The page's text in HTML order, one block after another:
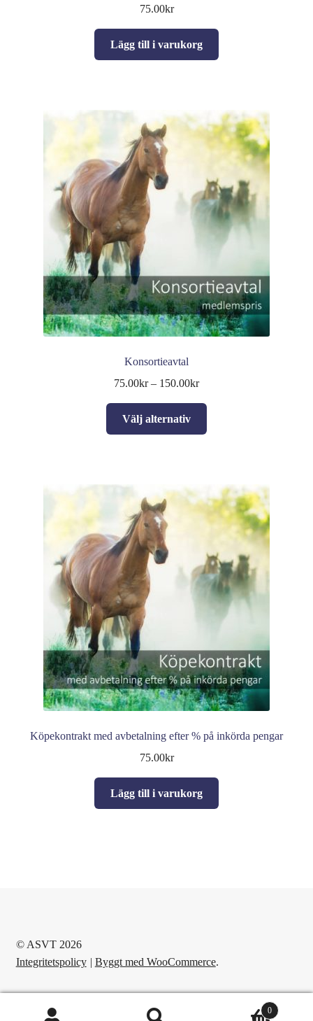
75.00kr
Lägg till i varukorg
Konsortieavtal
75.00kr – 150.00kr
Välj alternativ
Köpekontrakt med avbetalning efter % på inkörda pengar
75.00kr
Lägg till i varukorg
© ASVT 2026
Integritetspolicy
Byggt med WooCommerce.
0